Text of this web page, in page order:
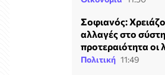
Σοφιανός:
αλλαγές στο
προτεραιότητα οι
Πολιτική 11:49